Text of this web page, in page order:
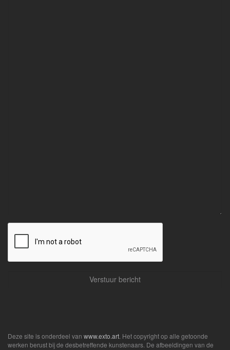
Deze site is onderdeel van www.exto.art . Het copyright op alle getoonde
werken berust bij de desbetreffende kunstenaars. De afbeeldingen van de